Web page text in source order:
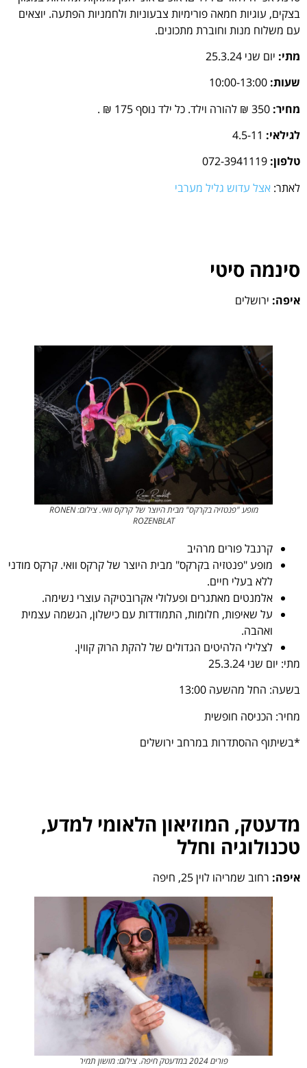
בצקים, עוגיות חמאה פורימיות צבעוניות ולחמניות הפתעה. יוצאים
עם משלוח מנות וחוברת מתכונים.
מתי: יום שני 25.3.24
שעות:
מחיר:
לגילאי:
טלפון:
לאתר: אצל עדוש גליל מערבי
סינמה סיטי
איפה: ירושלים
מופע "פנטזיה בקרקס" מבית היוצר של קרקס וואי. צילום: RONEN
ROZENBLAT
קרנבל פורים מרהיב
מופע "פנטזיה בקרקס" מבית היוצר של קרקס וואי. קרקס מודני
ללא בעלי חיים.
אלמנטים מאתגרים ופעלולי אקרובטיקה עוצרי נשימה.
על שאיפות, חלומות, התמודדות עם כישלון, הגשמה עצמית
ואהבה.
לצלילי הלהיטים הגדולים של להקת הרוק קווין.
מתי: יום שני 25.3.24
בשעה: החל מהשעה 13:00
מחיר: הכניסה חופשית
*בשיתוף ההסתדרות במרחב ירושלים
מדעטק, המוזיאון הלאומי למדע,
טכנולוגיה וחלל
איפה: רחוב שמריהו לוין 25, חיפה
פורים 2024 במדעטק חיפה. צילום: מושון תמיר